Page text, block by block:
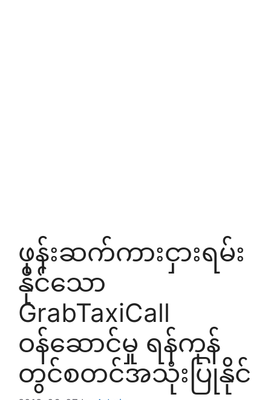
ဖုန်းဆက်ကားငှားရမ်း
နိုင်သော
GrabTaxiCall
ဝန်ဆောင်မှု ရန်ကုန်
တွင်စတင်အသုံးပြုနိုင်